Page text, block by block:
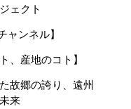
ェクト
ャンネル】
、産地のコト】
故郷の誇り、遠州
来